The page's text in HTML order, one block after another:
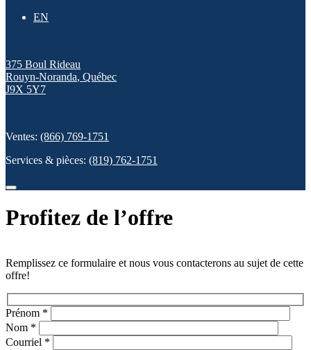
EN
375 Boul Rideau
Rouyn-Noranda, Québec
J9X 5Y7
Ventes: (866) 769-1751
Services & pièces: (819) 762-1751
Profitez de l’offre
Remplissez ce formulaire et nous vous contacterons au sujet de cette
offre!
Prénom *
Nom *
Courriel *